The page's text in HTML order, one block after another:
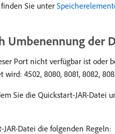
Sie unter
Umbenennung der
Port nicht verfügbar ist
4502, 8080, 8081, 8082,
Sie die Quickstart-JAR-
Datei die folgenden Regeln: